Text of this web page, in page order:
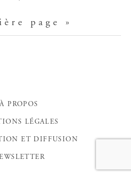
page »
À PROPOS
LÉGALES
ET DIFFUSION